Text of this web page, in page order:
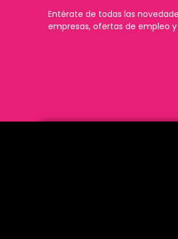
Entérate de todas las
empresas, ofertas de empleo